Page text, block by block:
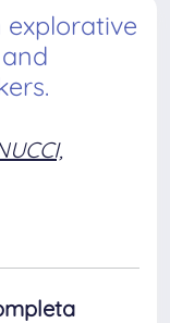
explorative